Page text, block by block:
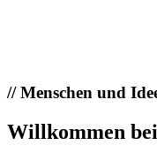
//Menschen und
Willkommen